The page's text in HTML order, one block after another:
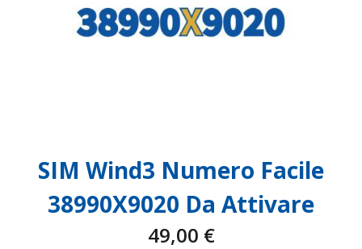
SIM Wind3 Numero Facile
38990X9020 Da Attivare
49,00 €